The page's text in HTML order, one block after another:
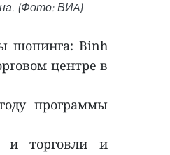
(Фото: ВИA)
шопинга: Binh
центре в
программы
и торговли и